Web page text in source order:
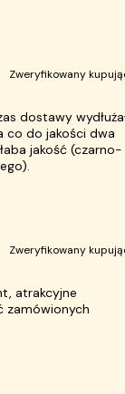
Zweryfikowany
dostawy
co do jakości dwa
jakość (czarno-
Zweryfikowany
atrakcyjne
zamówionych